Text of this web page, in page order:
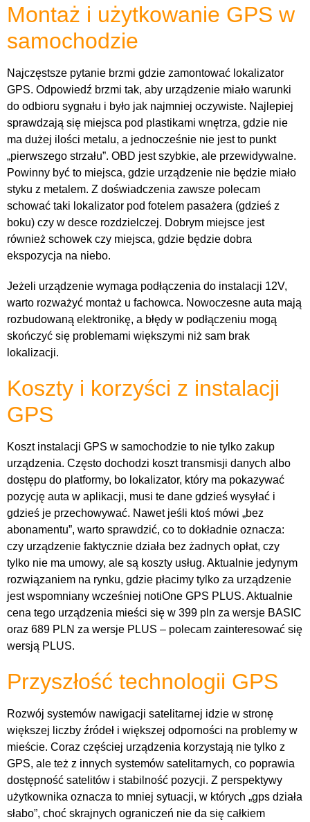
Montaż i użytkowanie GPS w
samochodzie
Najczęstsze pytanie brzmi gdzie zamontować lokalizator
GPS. Odpowiedź brzmi tak, aby urządzenie miało warunki
do odbioru sygnału i było jak najmniej oczywiste. Najlepiej
sprawdzają się miejsca pod plastikami wnętrza, gdzie nie
ma dużej ilości metalu, a jednocześnie nie jest to punkt
„pierwszego strzału”. OBD jest szybkie, ale przewidywalne.
Powinny być to miejsca, gdzie urządzenie nie będzie miało
styku z metalem. Z doświadczenia zawsze polecam
schować taki lokalizator pod fotelem pasażera (gdzieś z
boku) czy w desce rozdzielczej. Dobrym miejsce jest
również schowek czy miejsca, gdzie będzie dobra
ekspozycja na niebo.
Jeżeli urządzenie wymaga podłączenia do instalacji 12V,
warto rozważyć montaż u fachowca. Nowoczesne auta mają
rozbudowaną elektronikę, a błędy w podłączeniu mogą
skończyć się problemami większymi niż sam brak
lokalizacji.
Koszty i korzyści z instalacji
GPS
Koszt instalacji GPS w samochodzie to nie tylko zakup
urządzenia. Często dochodzi koszt transmisji danych albo
dostępu do platformy, bo lokalizator, który ma pokazywać
pozycję auta w aplikacji, musi te dane gdzieś wysyłać i
gdzieś je przechowywać. Nawet jeśli ktoś mówi „bez
abonamentu”, warto sprawdzić, co to dokładnie oznacza:
czy urządzenie faktycznie działa bez żadnych opłat, czy
tylko nie ma umowy, ale są koszty usług. Aktualnie jedynym
rozwiązaniem na rynku, gdzie płacimy tylko za urządzenie
jest wspomniany wcześniej notiOne GPS PLUS. Aktualnie
cena tego urządzenia mieści się w 399 pln za wersje BASIC
oraz 689 PLN za wersje PLUS – polecam zainteresować się
wersją PLUS.
Przyszłość technologii GPS
Rozwój systemów nawigacji satelitarnej idzie w stronę
większej liczby źródeł i większej odporności na problemy w
mieście. Coraz częściej urządzenia korzystają nie tylko z
GPS, ale też z innych systemów satelitarnych, co poprawia
dostępność satelitów i stabilność pozycji. Z perspektywy
użytkownika oznacza to mniej sytuacji, w których „gps działa
słabo”, choć skrajnych ograniczeń nie da się całkiem